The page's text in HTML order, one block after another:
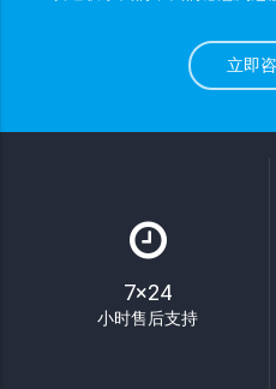
立即
7×24
小时售后支持